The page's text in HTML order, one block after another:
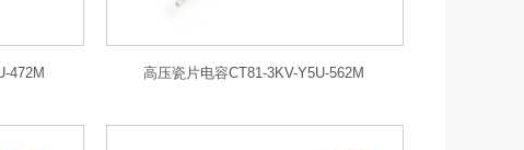
472M 高压瓷片电容CT81-3KV-Y5U-562M